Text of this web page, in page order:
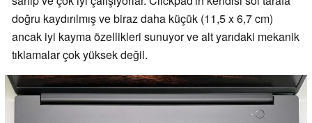
doğru kaydırılmış ve biraz daha küçük (11,5 x 6,7 cm)
ancak iyi kayma özellikleri sunuyor ve alt yarıdaki mekanik
tıklamalar çok yüksek değil.